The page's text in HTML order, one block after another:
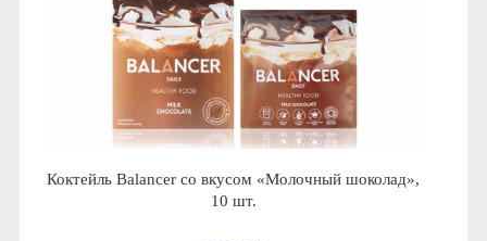
Коктейль Balancer со вкусом «Молочный шоколад»,
10 шт.